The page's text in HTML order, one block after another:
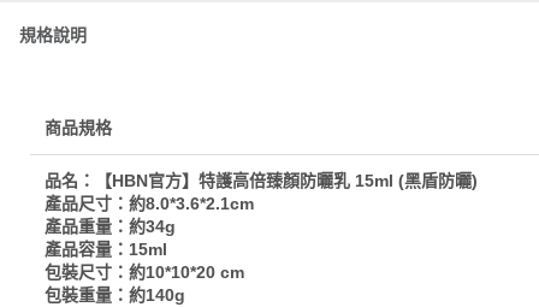
規格說明
商品規格
品名：【HBN官方】特護高倍臻顏防曬乳 15ml (黑盾防曬)
產品尺寸：約8.0*3.6*2.1cm
產品重量：約34g
產品容量：15ml
包裝尺寸：約10*10*20 cm
包裝重量：約140g